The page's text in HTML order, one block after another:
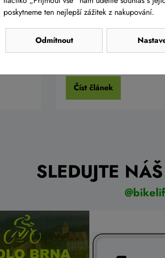
motory AVINOX s brutální
Číst článek
SLEDUJTE
poskytneme ten nejlepší zážitek z nakupování.
Odmítnout